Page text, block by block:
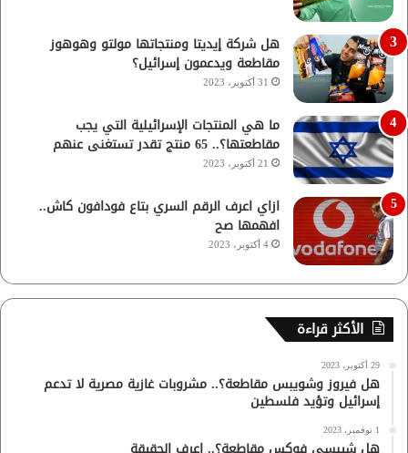
هل شركة إيديتا ومنتجاتها مولتو وهوهوز
مقاطعة ويدعمون إسرائيل؟
31 أكتوبر، 2023
ما هي المنتجات الإسرائيلية التي يجب
مقاطعتها؟.. 65 منتج تقدر تستغنى عنهم
21 أكتوبر، 2023
ازاي اعرف الرقم السري بتاع فودافون كاش..
افهمها صح
4 أكتوبر، 2023
الأكثر قراءة
29 أكتوبر، 2023
هل فيروز وشويبس مقاطعة؟.. مشروبات غازية مصرية لا تدعم
إسرائيل وتؤيد فلسطين
1 نوفمبر، 2023